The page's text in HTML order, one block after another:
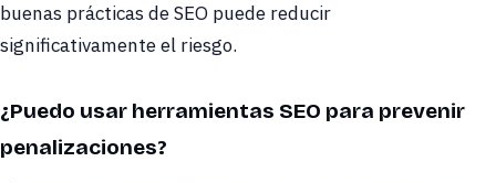
buenas prácticas de SEO puede reducir
significativamente el riesgo.
¿Puedo usar herramientas SEO para prevenir
penalizaciones?